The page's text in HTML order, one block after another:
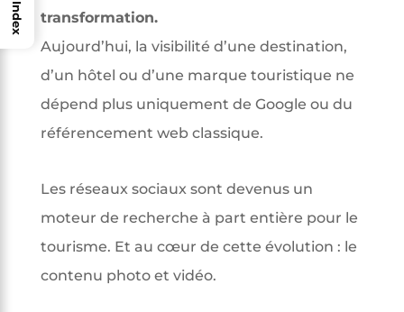
transformation.
Aujourd’hui, la visibilité d’une destination,
d’un hôtel ou d’une marque touristique ne
dépend plus uniquement de Google ou du
référencement web classique.
Les réseaux sociaux sont devenus un
moteur de recherche à part entière pour le
tourisme. Et au cœur de cette évolution : le
contenu photo et vidéo.
Index